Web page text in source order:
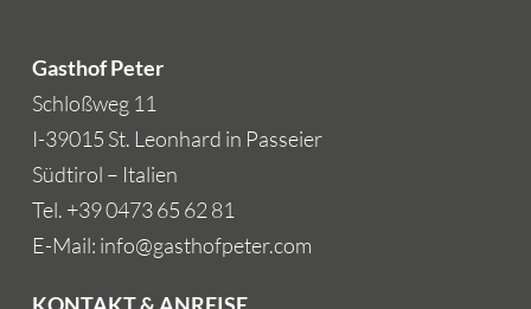
Gasthof Peter
Schloßweg 11
I-39015 St. Leonhard in Passeier
Südtirol – Italien
Tel. +39 0473 65 62 81
E-Mail: info@gasthofpeter.com